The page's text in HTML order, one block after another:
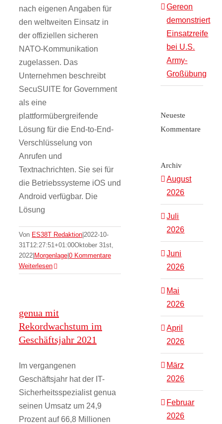
nach eigenen Angaben für
den weltweiten Einsatz in
der offiziellen sicheren
NATO-Kommunikation
zugelassen. Das
Unternehmen beschreibt
SecuSUITE for Government
als eine
plattformübergreifende
Lösung für die End-to-End-
Verschlüsselung von
Anrufen und
Textnachrichten. Sie sei für
die Betriebssysteme iOS und
Android verfügbar. Die
Lösung
Von ES38T Redaktion 2022-10-
31T12:27:51+01:00Oktober 31st,
2022 Morgenlage 0 Kommentare
Weiterlesen
genua mit
Rekordwachstum im
Geschäftsjahr 2021
Im vergangenen
Geschäftsjahr hat der IT-
Sicherheitsspezialist genua
seinen Umsatz um 24,9
Prozent auf 66,8 Millionen
Gereon
demonstriert
Einsatzreife
bei U.S.
Army-
Großübung
Neueste
Kommentare
Archiv
August
2026
Juli
2026
Juni
2026
Mai
2026
April
2026
März
2026
Februar
2026